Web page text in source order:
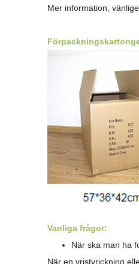
Mer information,
Vanliga frågor:
När ska man ha
När en vristvrickning